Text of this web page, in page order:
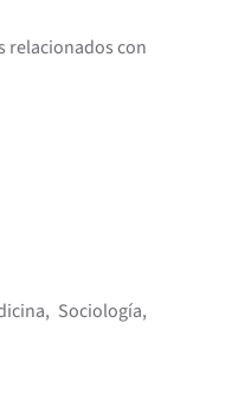
relacionados con
Sociología,